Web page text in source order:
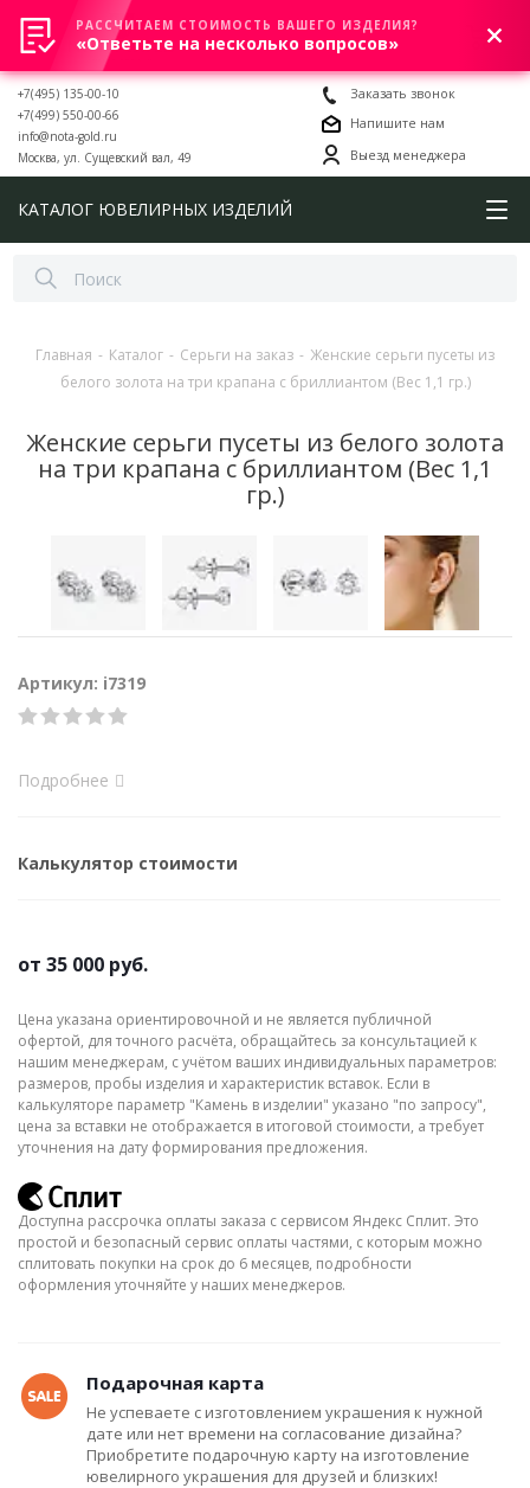
0
+7(495) 135-00-10
+7(499) 550-00-66
info@nota-gold.ru
Москва, ул. Сущевский вал, 49
Заказать звонок
Напишите нам
Выезд менеджера
КАТАЛОГ ЮВЕЛИРНЫХ ИЗДЕЛИЙ
Главная - Каталог - Серьги на заказ - Женские серьги пусеты из
белого золота на три крапана с бриллиантом (Вес 1,1 гр.)
Женские серьги пусеты из белого золота
на три крапана с бриллиантом (Вес 1,1
гр.)
Артикул: i7319
Подробнее
Калькулятор стоимости
от 35 000 руб.
Цена указана ориентировочной и не является публичной
офертой, для точного расчёта, обращайтесь за консультацией к
нашим менеджерам, с учётом ваших индивидуальных параметров:
размеров, пробы изделия и характеристик вставок. Если в
калькуляторе параметр "Камень в изделии" указано "по запросу",
цена за вставки не отображается в итоговой стоимости, а требует
уточнения на дату формирования предложения.
Доступна рассрочка оплаты заказа с сервисом Яндекс Сплит. Это
простой и безопасный сервис оплаты частями, с которым можно
сплитовать покупки на срок до 6 месяцев, подробности
оформления уточняйте у наших менеджеров.
Подарочная карта
Не успеваете с изготовлением украшения к нужной
дате или нет времени на согласование дизайна?
Приобретите подарочную карту на изготовление
ювелирного украшения для друзей и близких!
РАССЧИТАЕМ СТОИМОСТЬ ВАШЕГО ИЗДЕЛИЯ?
«Ответьте на несколько вопросов»